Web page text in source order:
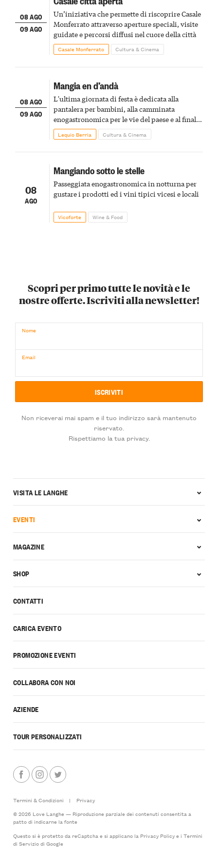
08 AGO
09 AGO
Un’iniziativa che permette di riscoprire Casale
Monferrato attraverso aperture speciali, visite
guidate e percorsi diffusi nel cuore della città
Casale Monferrato Cultura & Cinema
08 AGO
09 AGO
Mangia en d’andà
L'ultima giornata di festa è dedicata alla
pantalera per bambini, alla camminata
enogastronomica per le vie del paese e al finale
pirotecnico
Lequio Berria Cultura & Cinema
08
AGO
Mangiando sotto le stelle
Passeggiata enogastronomica in notturna per
gustare i prodotti ed i vini tipici vicesi e locali
Vicoforte Wine & Food
Scopri per primo tutte le novità e le
nostre offerte. Iscriviti alla newsletter!
Nome
Email
Non riceverai mai spam e il tuo indirizzo sarà mantenuto
riservato.
Rispettiamo la tua privacy.
CONTATTI
CARICA EVENTO
PROMOZIONE EVENTI
COLLABORA CON NOI
AZIENDE
TOUR PERSONALIZZATI
VISITA LE LANGHE
EVENTI
MAGAZINE
SHOP
Termini & Condizioni |
Privacy
© 2026 Love Langhe — Riproduzione parziale dei contenuti consentita a
patto di indicarne la fonte
Questo si è protetto da reCaptcha e si applicano la Privacy Policye i Termini
di Serviziodi Google